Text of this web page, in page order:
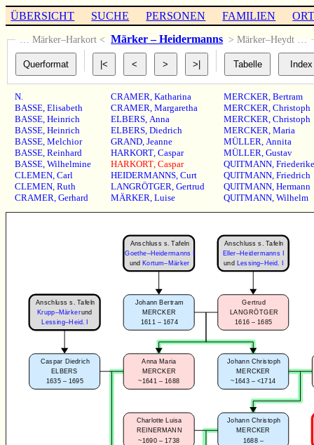
ÜBERSICHT SUCHE PERSONEN FAMILIEN
… Märker–Harkort < Märker – Heidermanns > Märker–Heydt …
N.
BASSE,Elisabeth
BASSE,Heinrich
BASSE,Heinrich
BASSE,Melchior
BASSE,Reinhard
BASSE,Wilhelmine
CLEMEN,Carl
CLEMEN,Ruth
CRAMER,Gerhard
CRAMER, Katharina
CRAMER, Margaretha
ELBERS, Anna
ELBERS, Diedrich
GRAND, Jeanne
HARKORT, Caspar
HARKORT, Caspar
HEIDERMANNS, Curt
LANGRÖTGER, Gertrud
MÄRKER, Luise
MERCKER, Bertram
MERCKER, Christoph
MERCKER, Christoph
MERCKER, Maria
MÜLLER, Annita
MÜLLER, Gustav
QUITMANN, Friederike
QUITMANN, Friedrich
QUITMANN, Hermann
QUITMANN, Wilhelm
Johann Christoph
MERCKER
1688 –
Charlotte Luisa
REINERMANN
~1690 – 1738
Johann Christoph
MERCKER
~1643 – <1714
Johann Bertram
MERCKER
1611 – 1674
Gertrud
LANGRÖTGER
1616 – 1685
Anna Maria
MERCKER
~1641 – 1688
Caspar Diedrich
ELBERS
1635 – 1695
Anschluss s. Tafeln
Krupp–Märkerund
Lessing–Heid. I
Anschluss s. Tafeln
Goethe–Heidermanns I
und Kortum–Märker
Anschluss s. Tafeln
Eller–Heidermanns I
und Lessing–Heid. I